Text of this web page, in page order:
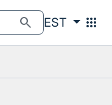
search EST apps